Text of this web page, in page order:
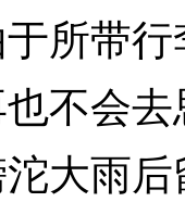
所带
不会
大雨